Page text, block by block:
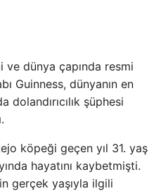
dünya çapında resmi
Guinness, dünyanın en
şüphesi
köpeği geçen yıl 31. yaş
hayatını kaybetmişti.
gerçek yaşıyla ilgili